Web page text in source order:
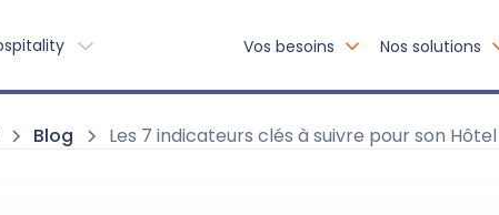
Vos besoins Nos solutions
Blog Les 7 indicateurs clés à suivre pour son